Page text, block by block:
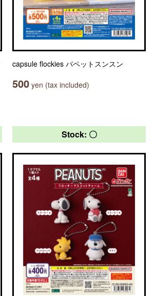
capsule flockies パペットスンスン
500 yen (tax included)
Stock: 〇